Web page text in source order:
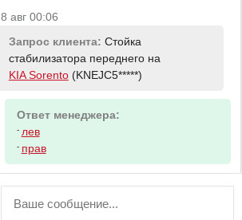
8 авг 00:06
Запрос клиента: Стойка
стабилизатора переднего на
KIA Sorento(KNEJC5*****)
Ответ менеджера:
- лев
- прав
ВНИМАНИЕ!